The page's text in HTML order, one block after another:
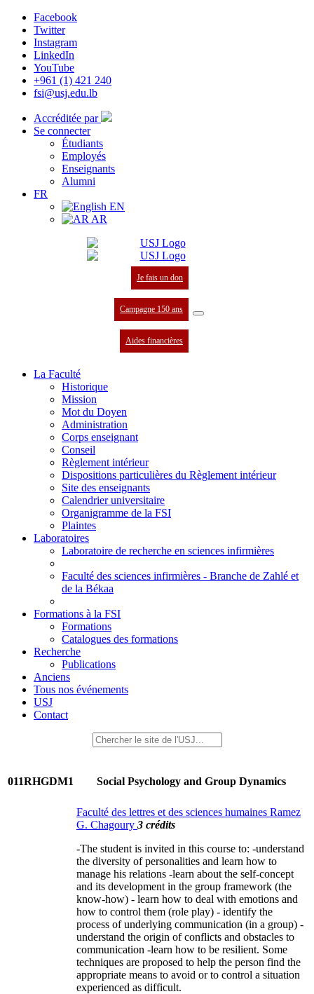
Facebook
Twitter
Instagram
LinkedIn
YouTube
+961 (1) 421 240
fsi@usj.edu.lb
Accréditée par
Se connecter
Étudiants
Employés
Enseignants
Alumni
FR
EN
AR
Je fais un don
Campagne 150 ans
Aides financières
La Faculté
Historique
Mission
Mot du Doyen
Administration
Corps enseignant
Conseil
Règlement intérieur
Dispositions particulières du Règlement intérieur
Site des enseignants
Calendrier universitaire
Organigramme de la FSI
Plaintes
Laboratoires
Laboratoire de recherche en sciences infirmières
Faculté des sciences infirmières - Branche de Zahlé et
de la Békaa
Formations à la FSI
Formations
Catalogues des formations
Recherche
Publications
Anciens
Tous nos événements
USJ
Contact
011RHGDM1 Social Psychology and Group Dynamics
Faculté des lettres et des sciences humaines Ramez
G. Chagoury 3 crédits
-The student is invited in this course to: -understand
the diversity of personalities and learn how to
manage his relations -learn about the self-concept
and its development in the group framework (the
know-how) - learn how to deal with emotions and
how to control them (role play) - identify the
process of underlying communication (in a group) -
understand the origin of conflicts and obstacles to
communication -learn how to be resilient. Some
techniques are proposed to help the person find the
appropriate means to avoid or to control a situation
experienced as difficult.